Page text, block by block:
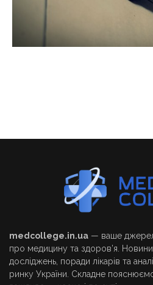
medcollege.in.ua — ваше
про медицину та здоров’я.
досліджень, поради лікарів та
ринку України. Складне